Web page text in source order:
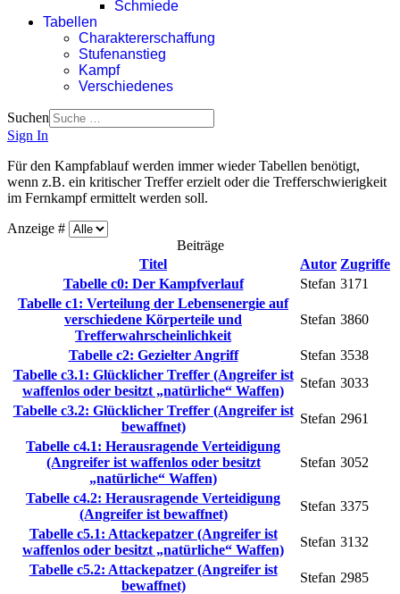
Schmiede
Tabellen
Charaktererschaffung
Stufenanstieg
Kampf
Verschiedenes
Suchen
Sign In
Für den Kampfablauf werden immer wieder Tabellen benötigt,
wenn z.B. ein kritischer Treffer erzielt oder die Trefferschwierigkeit
im Fernkampf ermittelt werden soll.
Anzeige #
Beiträge
Titel
Autor Zugriffe
Tabelle c0: Der Kampfverlauf
Stefan 3171
Tabelle c1: Verteilung der Lebensenergie auf
verschiedene Körperteile und
Trefferwahrscheinlichkeit
Stefan 3860
Tabelle c2: Gezielter Angriff Stefan 3538
Tabelle c3.1: Glücklicher Treffer (Angreifer ist
waffenlos oder besitzt „natürliche“ Waffen)
Stefan 3033
Tabelle c3.2: Glücklicher Treffer (Angreifer ist
bewaffnet)
Stefan 2961
Tabelle c4.1: Herausragende Verteidigung
(Angreifer ist waffenlos oder besitzt
„natürliche“ Waffen)
Stefan 3052
Tabelle c4.2: Herausragende Verteidigung
(Angreifer ist bewaffnet)
Stefan 3375
Tabelle c5.1: Attackepatzer (Angreifer ist
waffenlos oder besitzt „natürliche“ Waffen)
Stefan 3132
Tabelle c5.2: Attackepatzer (Angreifer ist
bewaffnet)
Stefan 2985